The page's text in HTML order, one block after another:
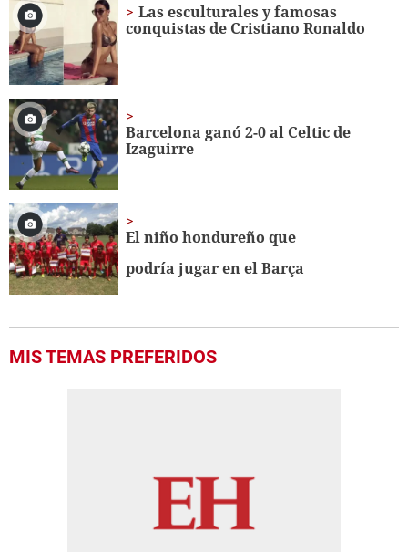
Las esculturales y famosas
conquistas de Cristiano Ronaldo
Barcelona ganó 2-0 al Celtic de
Izaguirre
El niño hondureño que
podría jugar en el Barça
MIS TEMAS PREFERIDOS